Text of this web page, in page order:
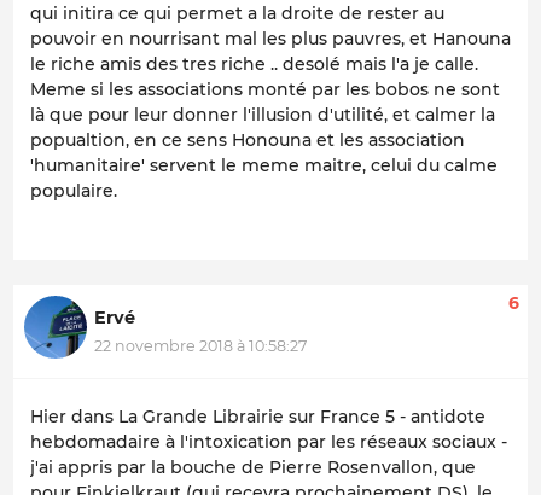
qui initira ce qui permet a la droite de rester au
pouvoir en nourrisant mal les plus pauvres, et Hanouna
le riche amis des tres riche .. desolé mais l'a je calle.
Meme si les associations monté par les bobos ne sont
là que pour leur donner l'illusion d'utilité, et calmer la
popualtion, en ce sens Honouna et les association
'humanitaire' servent le meme maitre, celui du calme
populaire.
Ervé
22 novembre 2018 à 10:58:27
6
Hier dans La Grande Librairie sur France 5 - antidote
hebdomadaire à l'intoxication par les réseaux sociaux -
j'ai appris par la bouche de Pierre Rosenvallon, que